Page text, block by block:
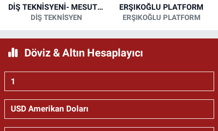
DİŞ TEKNİSYENİ- MESUT KORKMAZ
DİŞ TEKNİSYEN
ERŞIKOĞLU PLATFORM
ERŞIKOĞLU PLATFORM
Döviz & Altın Hesaplayıcı